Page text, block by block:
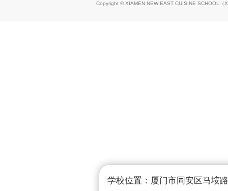
学校位置：厦门市同安区马垵
Copyright © XIAMEN NEW EAST CUISINE SCHOOL（